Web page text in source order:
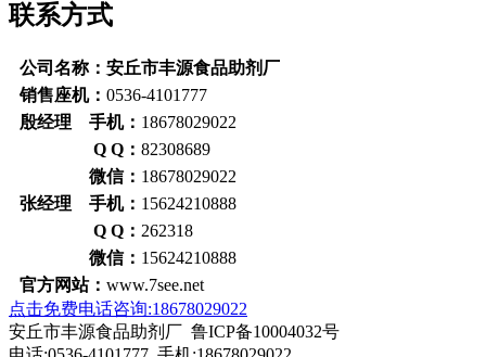
联系方式
公司名称：安丘市丰源食品助剂厂
销售座机： 0536-4101777
殷经理 手机： 18678029022
Q Q： 82308689
微信： 18678029022
张经理 手机： 15624210888
Q Q： 262318
微信： 15624210888
官方网站： www.7see.net
点击免费电话咨询:18678029022
安丘市丰源食品助剂厂 鲁ICP备10004032号